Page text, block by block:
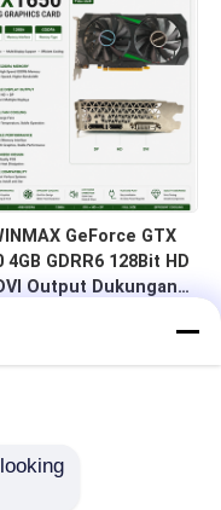
GeForce GTX
4GB GDRR6 128Bit HD
Output Dukungan